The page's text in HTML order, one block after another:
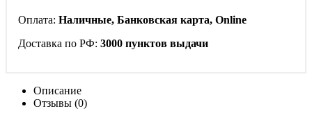
Оплата: Наличные, Банковская карта, Online
Доставка по РФ: 3000 пунктов выдачи
Описание
Отзывы (0)